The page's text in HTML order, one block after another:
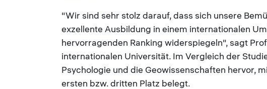
"Wir sind sehr stolz darauf, dass sich unsere
exzellente Ausbildung in einem internationalen
hervorragenden Ranking widerspiegeln", sagt
internationalen Universität. Im Vergleich der
Psychologie und die Geowissenschaften hervor,
ersten bzw. dritten Platz belegt.